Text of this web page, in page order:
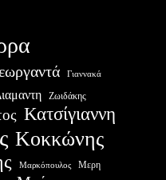
Γιαννακά
Ζωιδάκης
Κατσίγιαννη
Κοκκώνης
Μαρκόπουλος Μερη